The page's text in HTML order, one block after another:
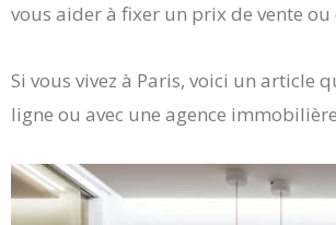
vous aider à fixer un prix de vente
Si vous vivez à Paris, voici un article
ligne ou avec une agence